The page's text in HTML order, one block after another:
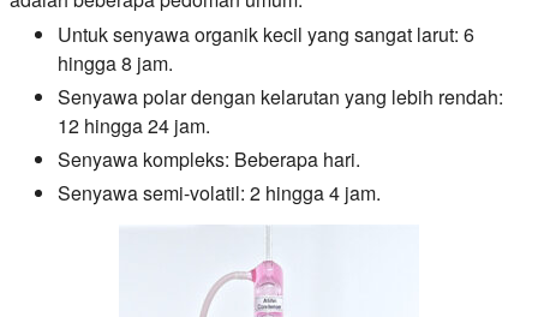
Untuk senyawa organik kecil yang sangat larut: 6
hingga 8 jam.
Senyawa polar dengan kelarutan yang lebih rendah:
12 hingga 24 jam.
Senyawa kompleks: Beberapa hari.
Senyawa semi-volatil: 2 hingga 4 jam.